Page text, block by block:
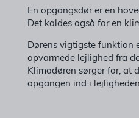
En opgangsdør er en
Det kaldes også for en
Dørens vigtigste funktion
opvarmede lejlighed fra
Klimadøren sørger for, at
opgangen ind i